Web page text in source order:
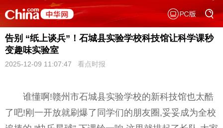
告别 “纸上谈兵”！石城县实验学校科技馆让科学课秒
变趣味实验室
2025-12-09 11:07:47 看点时报
谁懂啊!赣州市石城县实验学校的新科技馆也太酷
了吧!刚一开放就刷爆了同学们的朋友圈,妥妥成为全校